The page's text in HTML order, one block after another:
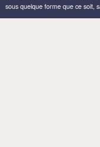
sous quelque forme que ce soit,